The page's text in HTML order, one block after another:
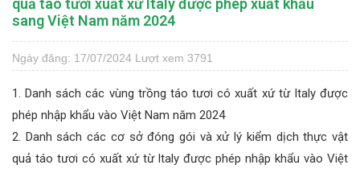
quả táo tươi xuất xứ Italy được phép xuất khẩu
sang Việt Nam năm 2024
Ngày đăng: 17/07/2024 Lượt xem 3791
1. Danh sách các vùng trồng táo tươi có xuất xứ từ Italy được
phép nhập khẩu vào Việt Nam năm 2024
2. Danh sách các cơ sở đóng gói và xử lý kiểm dịch thực vật
quả táo tươi có xuất xứ từ Italy được phép nhập khẩu vào Việt